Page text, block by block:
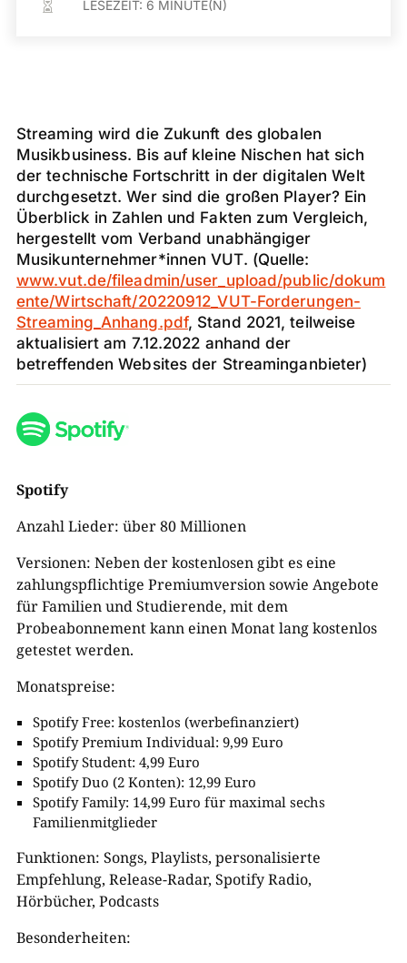
 LESEZEIT: 6 MINUTE(N)
Streaming wird die Zukunft des globalen
Musikbusiness. Bis auf kleine Nischen hat sich
der technische Fortschritt in der digitalen Welt
durchgesetzt. Wer sind die großen Player? Ein
Überblick in Zahlen und Fakten zum Vergleich,
hergestellt vom Verband unabhängiger
Musikunternehmer*innen VUT. (Quelle:
www.vut.de/fileadmin/user_upload/public/dokum
ente/Wirtschaft/20220912_VUT-Forderungen-
Streaming_Anhang.pdf, Stand 2021, teilweise
aktualisiert am 7.12.2022 anhand der
betreffenden Websites der Streaminganbieter)
Spotify
Anzahl Lieder: über 80 Millionen
Versionen: Neben der kostenlosen gibt es eine
zahlungspflichtige Premiumversion sowie Angebote
für Familien und Studierende, mit dem
Probeabonnement kann einen Monat lang kostenlos
getestet werden.
Monatspreise:
Spotify Free: kostenlos (werbefinanziert)
Spotify Premium Individual: 9,99 Euro
Spotify Student: 4,99 Euro
Spotify Duo (2 Konten): 12,99 Euro
Spotify Family: 14,99 Euro für maximal sechs
Familienmitglieder
Funktionen: Songs, Playlists, personalisierte
Empfehlung, Release-Radar, Spotify Radio,
Hörbücher, Podcasts
Besonderheiten: